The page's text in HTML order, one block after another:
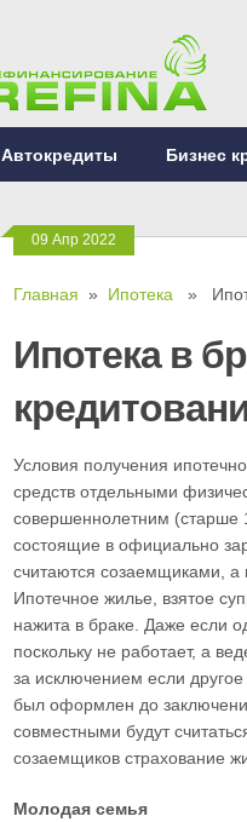
Автокредиты Бизнес
09 Апр 2022
Главная » Ипотека »
Ипотека в
Условия получения
средств отдельными
совершеннолетним (старше
состоящие в официально
считаются созаемщиками, а
Ипотечное жилье, взятое
нажита в браке. Даже если
поскольку не работает, а
за исключением если
был оформлен до
совместными будут
созаемщиков страхование
Молодая семья